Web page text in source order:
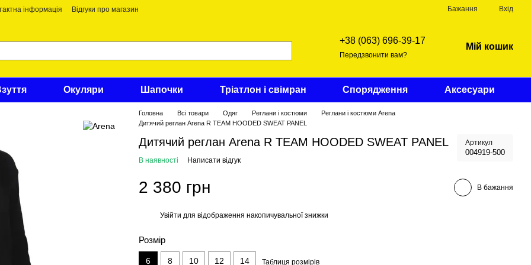
інформація Відгуки про магазин Бажання Вхід
+38 (063) 696-39-17
Передзвонити вам?
Мій кошик
Окуляри Шапочки Тріатлон і свімран Спорядження Аксесуари
Головна Всі товари Одяг Реглани і костюми
Реглани і костюми Arena
Дитячий реглан Arena R TEAM HOODED SWEAT PANEL
Дитячий реглан Arena R TEAM HOODED SWEAT PANEL Артикул
004919-500
В наявності Написати відгук
2 380 грн В бажання
Увійти для відображення накопичувальної знижки
Розмір
6 8 10 12 14 Таблиця розмірів